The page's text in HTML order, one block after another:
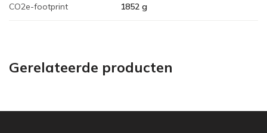
CO2e-footprint 1852 g
Gerelateerde producten